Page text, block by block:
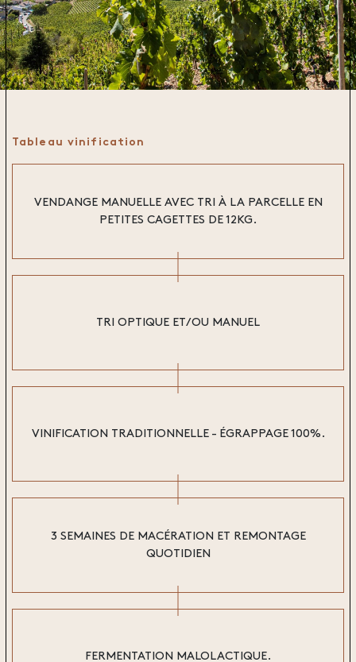
Tableau vinification
VENDANGE MANUELLE AVEC TRI À LA PARCELLE EN
PETITES CAGETTES DE 12KG.
TRI OPTIQUE ET/OU MANUEL
VINIFICATION TRADITIONNELLE - ÉGRAPPAGE 100%.
3 SEMAINES DE MACÉRATION ET REMONTAGE
QUOTIDIEN
FERMENTATION MALOLACTIQUE.